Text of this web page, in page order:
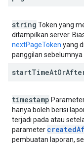
string Token yang
ditampilkan server.
nextPageToken yang
panggilan
startTimeAtOr
timestamp
hanya boleh berisi
terjadi pada atau
parameter created
pembuatan laporan,